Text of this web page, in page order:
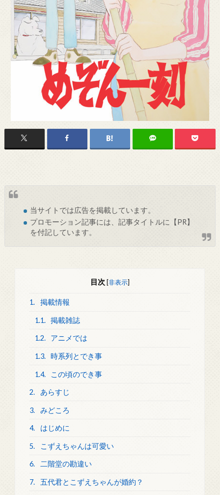
当サイトでは広告を掲載しています。
プロモーション記事には、記事タイトルに【PR】
を付記しています。
目次 [非表示]
1. 掲載情報
1.1. 掲載雑誌
1.2. アニメでは
1.3. 時系列とでき事
1.4. この頃のでき事
2. あらすじ
3. みどころ
4. はじめに
5. こずえちゃんは可愛い
6. 二階堂の勘違い
7. 五代君とこずえちゃんが婚約？